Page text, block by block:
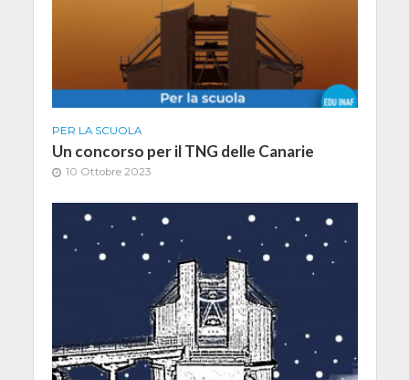
PER LA SCUOLA
Un concorso per il TNG delle Canarie
10 Ottobre 2023